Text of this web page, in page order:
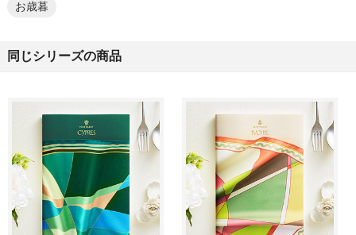
お歳暮
同じシリーズの商品